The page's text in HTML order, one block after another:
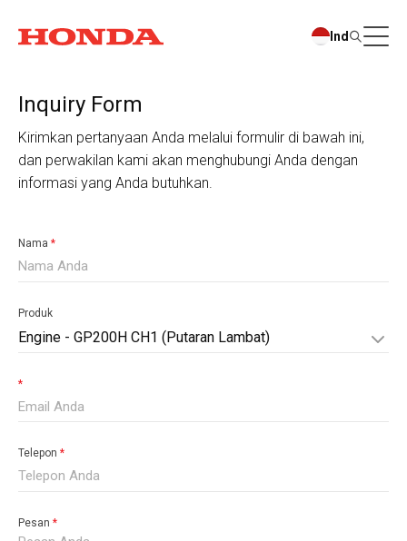
Ind
Inquiry Form
Kirimkan pertanyaan Anda melalui formulir di bawah ini,
dan perwakilan kami akan menghubungi Anda dengan
informasi yang Anda butuhkan.
Nama *
Produk
Engine - GP200H CH1 (Putaran Lambat)
*
Telepon *
Pesan *